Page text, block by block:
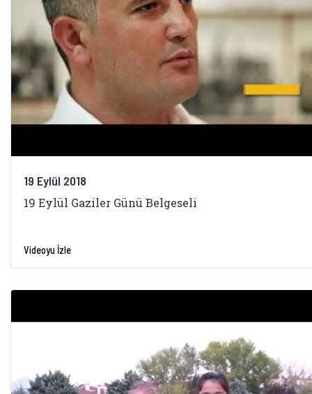
19 Eylül 2018
19 Eylül Gaziler Günü Belgeseli
Videoyu İzle